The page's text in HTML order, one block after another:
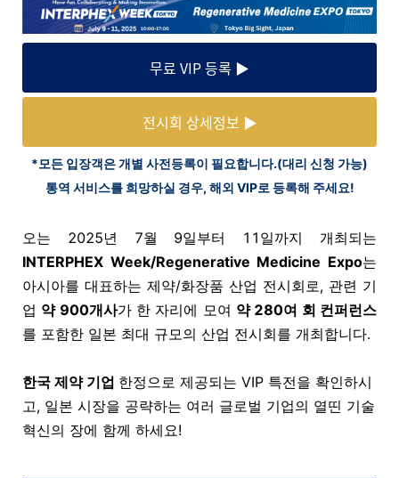
무료 VIP 등록 ▶
전시회 상세정보 ▶
*모든 입장객은 개별 사전등록이 필요합니다.(대리 신청 가능)
통역 서비스를 희망하실 경우, 해외 VIP로 등록해 주세요!
오는 2025년 7월 9일부터 11 일까지 개최되는
INTERPHEX Week/Regenerative Medicine Expo는
아시아를 대표하는 제약/화장품 산업 전시회로, 관련 기
업 약 900개사가 한 자리에 모여 약 280여 회 컨퍼런스
를 포함한 일본 최대 규모의 산업 전시회를 개최합니다.
한국 제약 기업 한정으로 제공되는 VIP 특전을 확인하시
고, 일본 시장을 공략하는 여러 글로벌 기업의 열띤 기술
혁신의 장에 함께 하세요!